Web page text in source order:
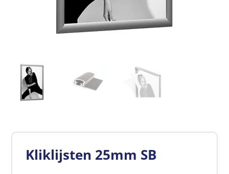
Kliklijsten 25mm SB